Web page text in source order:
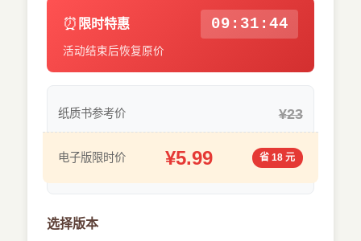
⏰ 限时特惠 09:31:43
活动结束后恢复原价
纸质书参考价 ¥23
电子版限时价 ¥5.99 省 18 元
选择版本